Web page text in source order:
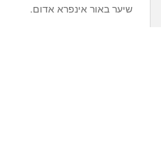
שיער באור אינפרא אדום.